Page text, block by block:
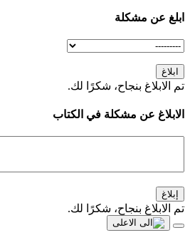
ابلغ عن مشكلة
ابلاغ
تم الابلاغ بنجاح، شكرًا لك.
الابلاغ عن مشكلة في الكتاب
إبلاغ
تم الابلاغ بنجاح، شكرًا لك.